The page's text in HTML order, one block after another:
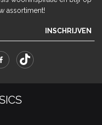
assortiment!
INSCHRIJVEN